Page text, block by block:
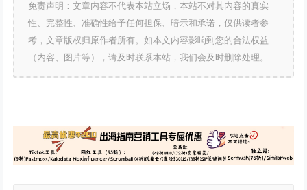
免责声明：文章内容不代表本站立场，本站不对其内容的真实
性、完整性、准确性给予任何担保、暗示和承诺，仅供读者参
考，文章版权归原作者所有。如本文内容影响到您的合法权益
（内容、图片等），请及时联系本站，我们会及时删除处理。